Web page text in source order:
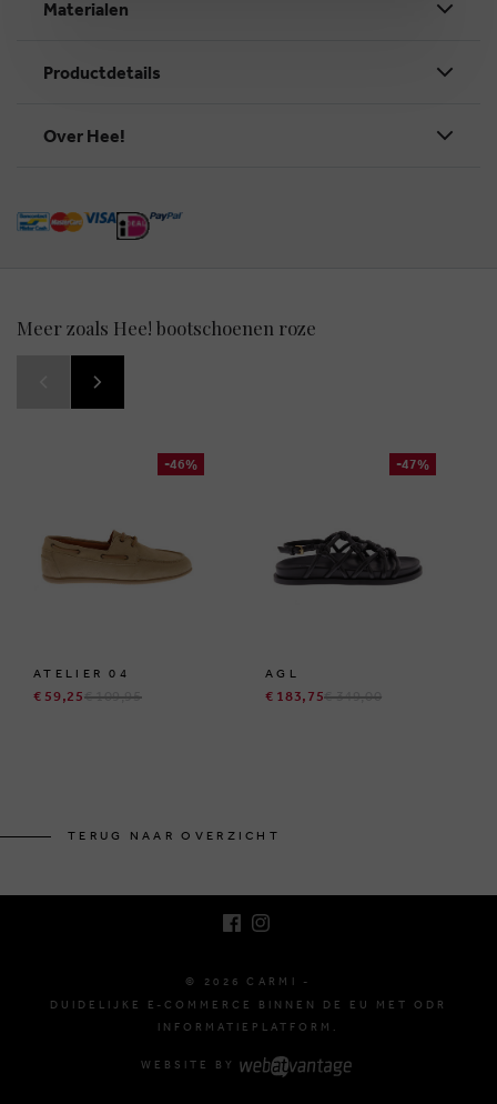
Materialen
Productdetails
Over Hee!
Meer zoals Hee! bootschoenen roze
-46%
ATELIER 04
€ 59,25€ 109,95
-47%
AGL
€ 183,75€ 349,00
TERUG NAAR OVERZICHT
© 2026 CARMI -
DUIDELIJKE E-COMMERCE BINNEN DE EU MET ODR
INFORMATIEPLATFORM.
WEBSITE BY